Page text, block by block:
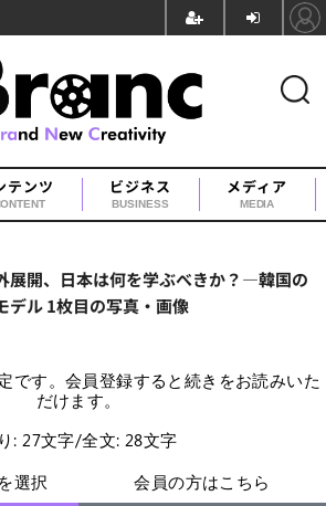
テンツ ビジネス
BUSINESS
メディア
MEDIA
展開、日本は何を学ぶべきか？―韓国の
デル 1枚目の写真・画像
です。会員登録すると続きをお読みいた
だけます。
: 27文字/全文: 28文字
選択
会員の方はこちら